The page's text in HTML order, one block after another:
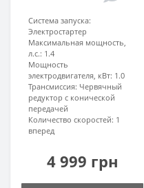
Система запуска:
Электростартер
Максимальная мощность,
л.с.: 1.4
Мощность
электродвигателя, кВт: 1.0
Трансмиссия: Червячный
редуктор с конической
передачей
Количество скоростей: 1
вперед
4 999 грн